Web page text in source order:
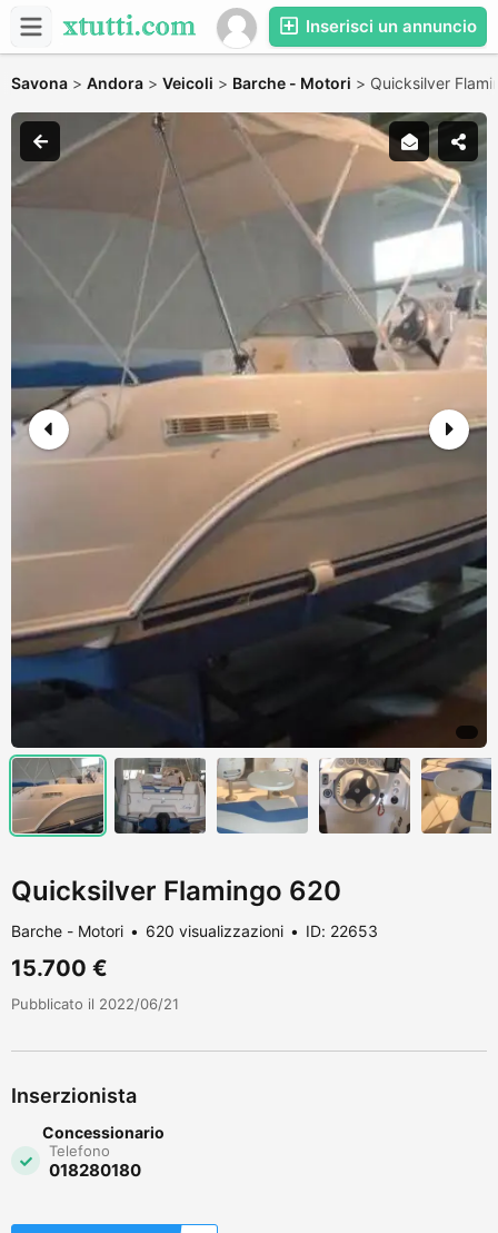
Inserisci un annuncio
Savona > Andora > Veicoli > Barche - Motori > Quicksilver
Quicksilver Flamingo 620
Barche - Motori 620 visualizzazioni ID: 22653
15.700 €
Pubblicato il 2022/06/21
Inserzionista
Concessionario
Telefono
018280180